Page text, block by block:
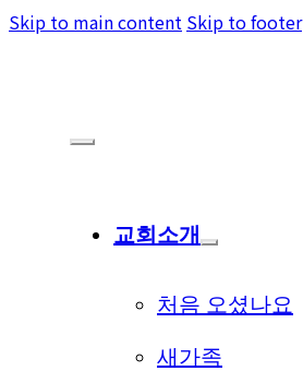
Skip to main content Skip to footer
교회소개
처음 오셨나요
새가족